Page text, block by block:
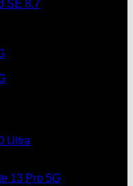
SE 8.7
Ultra
13 Pro 5G